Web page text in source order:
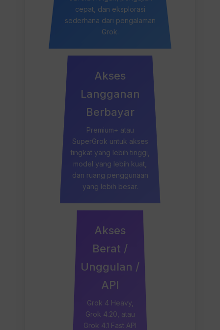
cepat, dan eksplorasi
sederhana dari pengalaman
Grok.
Akses
Langganan
Berbayar
Premium+ atau
SuperGrok untuk akses
tingkat yang lebih tinggi,
model yang lebih kuat,
dan ruang penggunaan
yang lebih besar.
Akses
Berat /
Unggulan /
API
Grok 4 Heavy,
Grok 4.20, atau
Grok 4.1 Fast API